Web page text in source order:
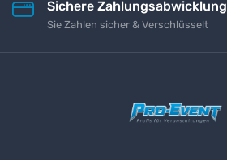
Sichere Zahlungsabwicklung
Sie Zahlen sicher & Verschlüsselt